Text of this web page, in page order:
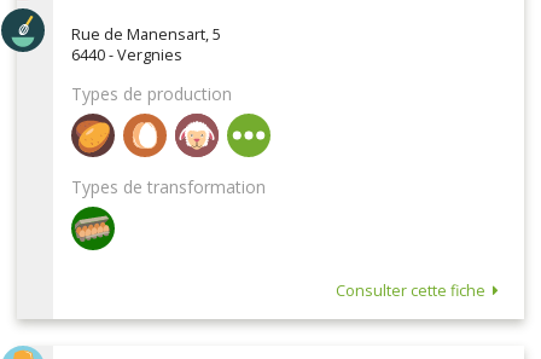
Rue de Manensart, 5
6440 - Vergnies
Types de production
Types de transformation
Consulter cette fiche